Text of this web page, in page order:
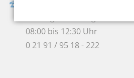
08:00 bis 12:30 Uhr
0 21 91 / 95 18 - 222